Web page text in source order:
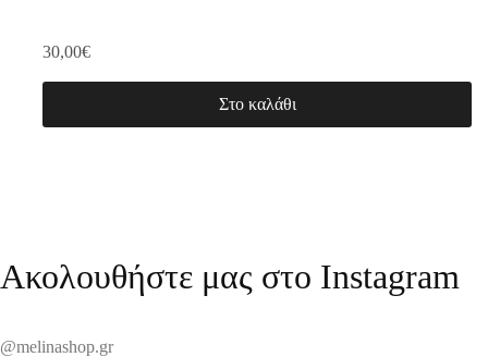
30,00€
Στο καλάθι
Ακολουθήστε μας στο Instagram
@melinashop.gr